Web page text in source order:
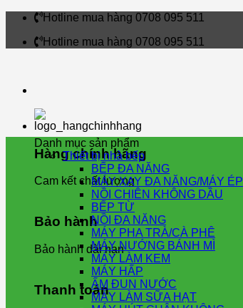
Skip
content
Hotline mua hàng 0708 095 511
Hotline mua hàng 0708 095 511
Hàng chính hãng
Cam kết chất lượng
Bảo hành
Bảo hành dài hạn
Thanh toán
Danh mục sản phẩm
Thiết bị nhà bếp
BẾP ĐA NĂNG
MÁY XAY ĐA NĂNG/MÁY ÉP
NỒI CHIÊN KHÔNG DẦU
BẾP TỪ
NỒI ĐA NĂNG
MÁY PHA TRÀ/CÀ PHÊ
MÁY NƯỚNG BÁNH MÌ
MÁY LÀM KEM
MÁY HẤP
ẤM ĐUN NƯỚC
MÁY LÀM SỮA HẠT